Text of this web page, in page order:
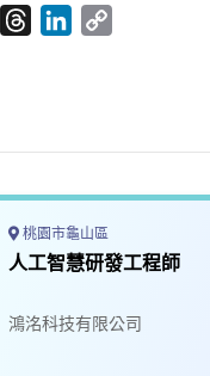
a
s
e
I
n
L
n
桃園市龜山區
人工智慧研發工程師
鴻洺科技有限公司